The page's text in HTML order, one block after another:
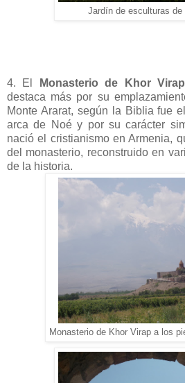
Jardín de esculturas de
4. El Monasterio de Khor Virap
destaca más por su
Monte Ararat, según la Biblia fue
arca de Noé y por su carácter
nació el cristianismo en Armenia,
del monasterio, reconstruido en
de la historia.
Monasterio de Khor Virap a los